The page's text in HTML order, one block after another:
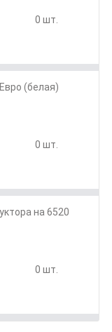
0 шт.
(белая)
0 шт.
на 6520
0 шт.